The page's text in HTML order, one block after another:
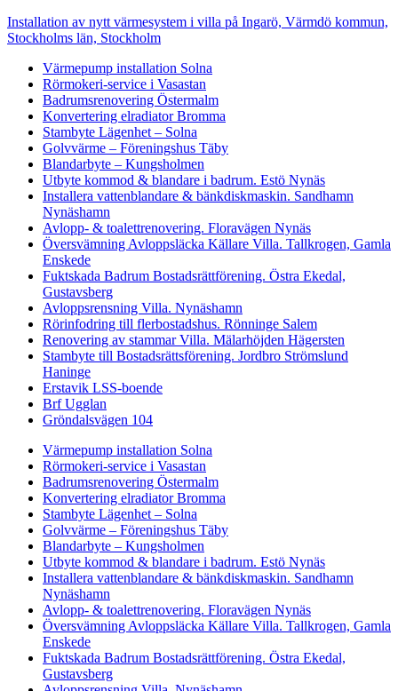
Installation av nytt värmesystem i villa på Ingarö, Värmdö kommun,
Stockholms län, Stockholm
Värmepump installation Solna
Rörmokeri-service i Vasastan
Badrumsrenovering Östermalm
Konvertering elradiator Bromma
Stambyte Lägenhet – Solna
Golvvärme – Föreningshus Täby
Blandarbyte – Kungsholmen
Utbyte kommod & blandare i badrum. Estö Nynäs
Installera vattenblandare & bänkdiskmaskin. Sandhamn
Nynäshamn
Avlopp- & toalettrenovering. Floravägen Nynäs
Översvämning Avloppsläcka Källare Villa. Tallkrogen, Gamla
Enskede
Fuktskada Badrum Bostadsrättförening. Östra Ekedal,
Gustavsberg
Avloppsrensning Villa. Nynäshamn
Rörinfodring till flerbostadshus. Rönninge Salem
Renovering av stammar Villa. Mälarhöjden Hägersten
Stambyte till Bostadsrättsförening. Jordbro Strömslund
Haninge
Erstavik LSS-boende
Brf Ugglan
Gröndalsvägen 104
Värmepump installation Solna
Rörmokeri-service i Vasastan
Badrumsrenovering Östermalm
Konvertering elradiator Bromma
Stambyte Lägenhet – Solna
Golvvärme – Föreningshus Täby
Blandarbyte – Kungsholmen
Utbyte kommod & blandare i badrum. Estö Nynäs
Installera vattenblandare & bänkdiskmaskin. Sandhamn
Nynäshamn
Avlopp- & toalettrenovering. Floravägen Nynäs
Översvämning Avloppsläcka Källare Villa. Tallkrogen, Gamla
Enskede
Fuktskada Badrum Bostadsrättförening. Östra Ekedal,
Gustavsberg